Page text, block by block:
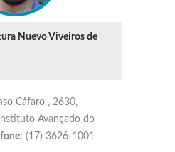
Nuevo Viveiros de
Cáfaro , 2630,
Avançado do
(17) 3626-1001